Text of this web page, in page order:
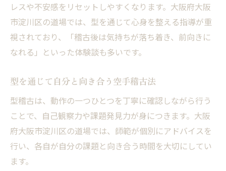
レスや不安感をリセットしやすくなります。大阪府大阪
市淀川区の道場では、型を通じて心身を整える指導が重
視されており、「稽古後は気持ちが落ち着き、前向きに
なれる」といった体験談も多いです。
型を通じて自分と向き合う空手稽古法
型稽古は、動作の一つひとつを丁寧に確認しながら行う
ことで、自己観察力や課題発見力が身につきます。大阪
府大阪市淀川区の道場では、師範が個別にアドバイスを
行い、各自が自分の課題と向き合う時間を大切にしてい
ます。